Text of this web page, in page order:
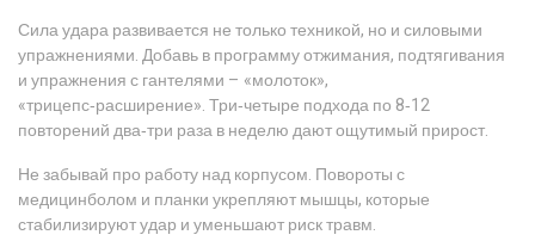
Сила удара развивается не только техникой, но и силовыми
упражнениями. Добавь в программу отжимания, подтягивания
и упражнения с гантелями – «молоток»,
«трицепс‑расширение». Три‑четыре подхода по 8‑12
повторений два‑три раза в неделю дают ощутимый прирост.
Не забывай про работу над корпусом. Повороты с
медицинболом и планки укрепляют мышцы, которые
стабилизируют удар и уменьшают риск травм.